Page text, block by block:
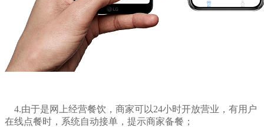
4.由于是网上经营餐饮，商家可以24小时开放营业，有用户
在线点餐时，系统自动接单，提示商家备餐；